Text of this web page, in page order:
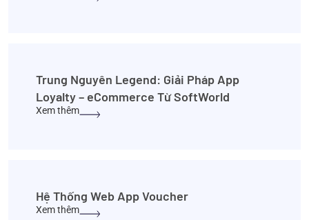
Trung Nguyên Legend: Giải Pháp App
Loyalty – eCommerce Từ SoftWorld
Xem thêm
Hệ Thống Web App Voucher
Xem thêm